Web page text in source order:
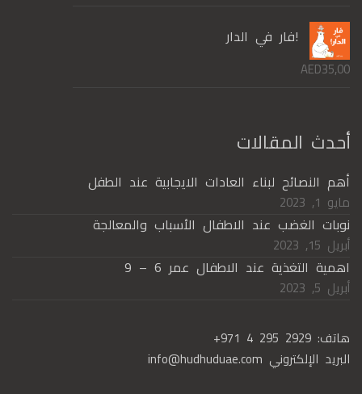
!فار في الدار
AED35,00
أحدث المقالات
أهم النصائح لبناء العادات الايجابية عند الطفل
مايو 1, 2023
نوبات الغضب عند الاطفال الأسباب والمعالجة
أبريل 15, 2023
اهمية التغذية عند الاطفال عمر 6 – 9
أبريل 5, 2023
هاتف: +971 4 295 2929
البريد الإلكتروني info@hudhuduae.com